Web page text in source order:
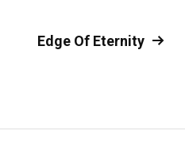
Edge Of Eternity